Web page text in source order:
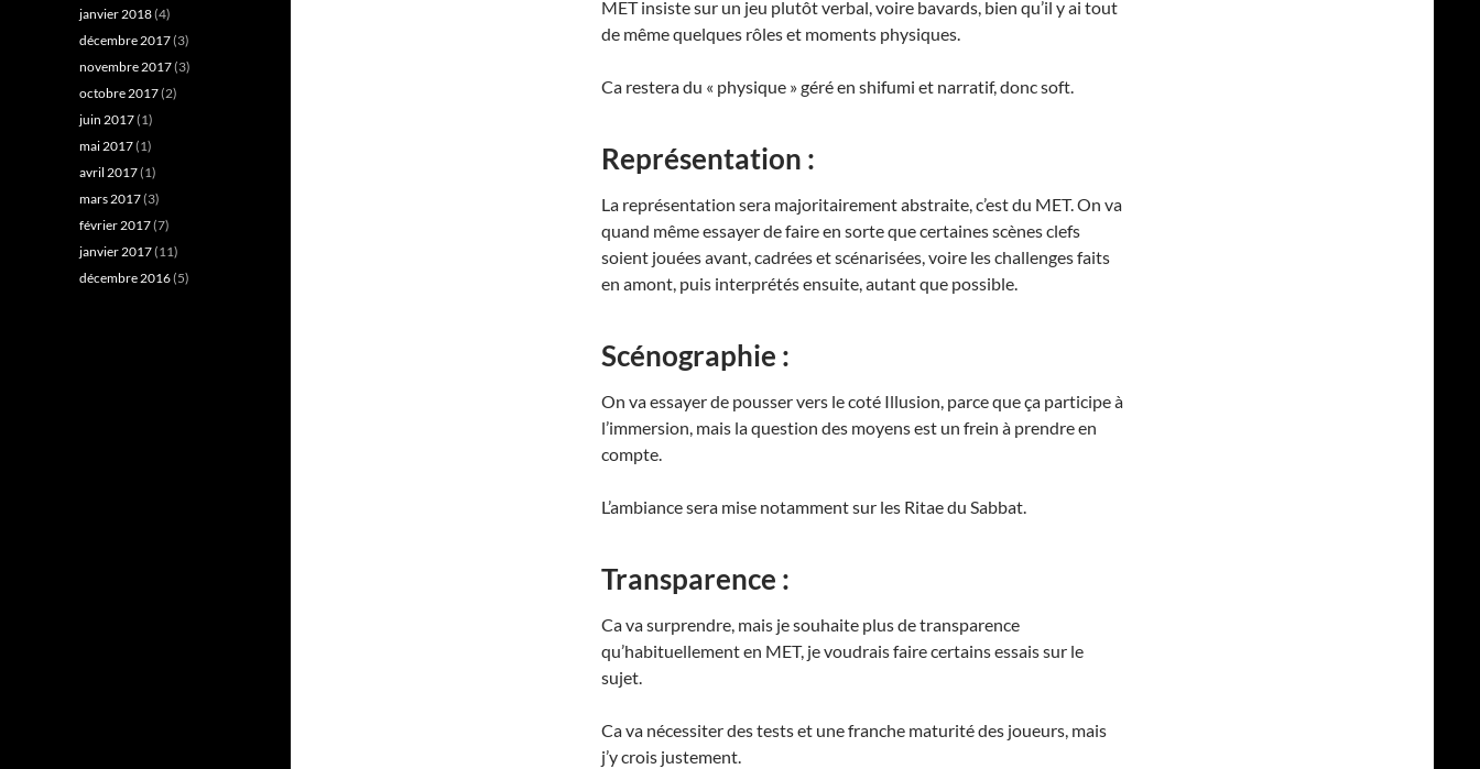
MET insiste sur un jeu plutôt verbal, voire bavards, bien qu’il y ai tout
de même quelques rôles et moments physiques.
Ca restera du « physique » géré en shifumi et narratif, donc soft.
Représentation :
La représentation sera majoritairement abstraite, c’est du MET. On va
quand même essayer de faire en sorte que certaines scènes clefs
soient jouées avant, cadrées et scénarisées, voire les challenges faits
en amont, puis interprétés ensuite, autant que possible.
Scénographie :
On va essayer de pousser vers le coté Illusion, parce que ça participe à
l’immersion, mais la question des moyens est un frein à prendre en
compte.
L’ambiance sera mise notamment sur les Ritae du Sabbat.
Transparence :
Ca va surprendre, mais je souhaite plus de transparence
qu’habituellement en MET, je voudrais faire certains essais sur le
sujet.
Ca va nécessiter des tests et une franche maturité des joueurs, mais
j’y crois justement.
janvier 2018(4)
décembre 2017(3)
novembre 2017(3)
octobre 2017(2)
juin 2017(1)
mai 2017(1)
avril 2017(1)
mars 2017(3)
février 2017(7)
janvier 2017(11)
décembre 2016(5)